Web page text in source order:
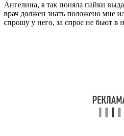
Ангелина, я так поняла пайки
врач должен знать положено мне
спрошу у него, за спрос не бьют в